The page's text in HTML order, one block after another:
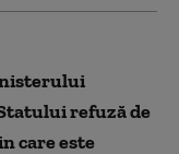
refuză de
care este